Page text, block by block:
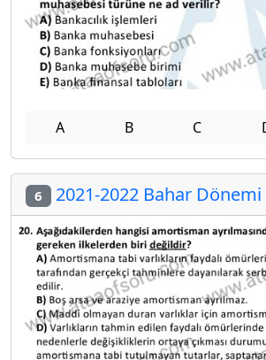
A B C
6 2021-2022 Bahar Dönemi